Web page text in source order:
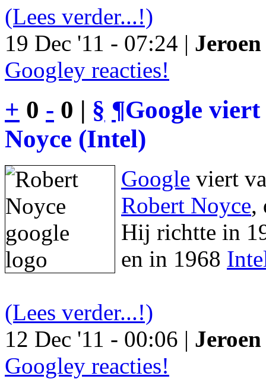
(Lees verder...!)
19 Dec '11 - 07:24 |
Googley reacties!
+ 0 - 0 | § ¶Google
Noyce (Intel)
Google viert
Robert Noyce,
Hij richtte in
en in 1968
(Lees verder...!)
12 Dec '11 - 00:06 |
Googley reacties!